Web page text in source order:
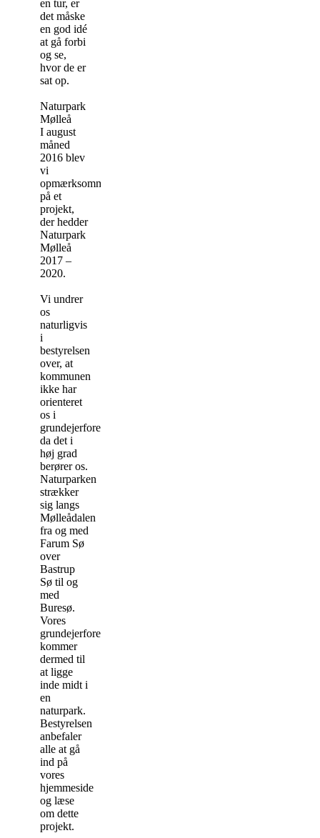
en tur, er
det måske
en god idé
at gå forbi
og se,
hvor de er
sat op.
Naturpark
Mølleå
I august
måned
2016 blev
vi
opmærksomme
på et
projekt,
der hedder
Naturpark
Mølleå
2017 –
2020.
Vi undrer
os
naturligvis
i
bestyrelsen
over, at
kommunen
ikke har
orienteret
os i
grundejerforeningen,
da det i
høj grad
berører os.
Naturparken
strækker
sig langs
Mølleådalen
fra og med
Farum Sø
over
Bastrup
Sø til og
med
Buresø.
Vores
grundejerforening
kommer
dermed til
at ligge
inde midt i
en
naturpark.
Bestyrelsen
anbefaler
alle at gå
ind på
vores
hjemmeside
og læse
om dette
projekt.